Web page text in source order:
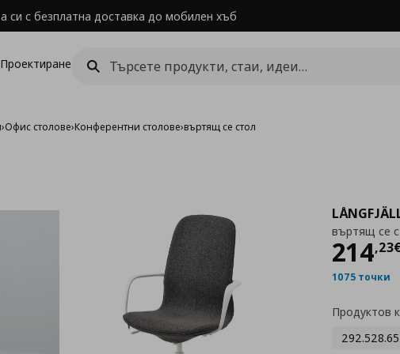
си с безплатна доставка до мобилен хъб
Проектиране
›Офис столове›Конферентни столове›въртящ се стол
въртящ се
214,23
1075 точки
Продуктов
292.528.65